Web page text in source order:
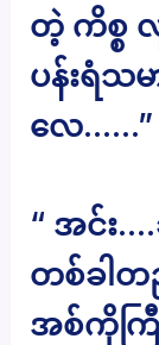
တဲ့ ကိစ္စ
ပန်းရံသ
လေ……”
“ အင်း
တစ်ခါ
အစ်ကိုကြီ